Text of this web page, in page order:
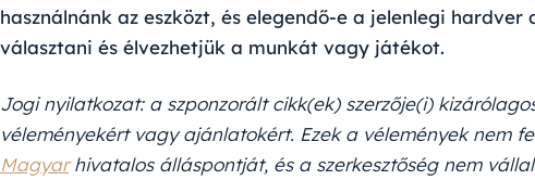
használnánk az eszközt, és elegendő-e a jelenlegi
választani és élvezhetjük a munkát vagy játékot.
Jogi nyilatkozat: a szponzorált cikk(ek) szerzője(i)
véleményekért vagy ajánlatokért. Ezek a vélemények nem
Magyarhivatalos álláspontját, és a szerkesztőség nem